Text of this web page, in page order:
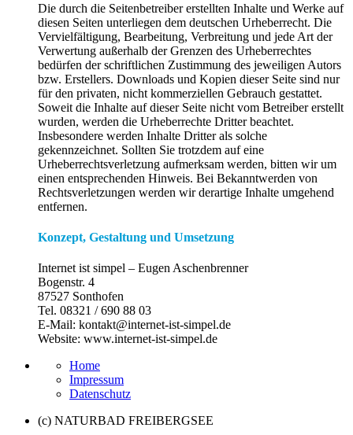
Die durch die Seitenbetreiber erstellten Inhalte und Werke auf
diesen Seiten unterliegen dem deutschen Urheberrecht. Die
Vervielfältigung, Bearbeitung, Verbreitung und jede Art der
Verwertung außerhalb der Grenzen des Urheberrechtes
bedürfen der schriftlichen Zustimmung des jeweiligen Autors
bzw. Erstellers. Downloads und Kopien dieser Seite sind nur
für den privaten, nicht kommerziellen Gebrauch gestattet.
Soweit die Inhalte auf dieser Seite nicht vom Betreiber erstellt
wurden, werden die Urheberrechte Dritter beachtet.
Insbesondere werden Inhalte Dritter als solche
gekennzeichnet. Sollten Sie trotzdem auf eine
Urheberrechtsverletzung aufmerksam werden, bitten wir um
einen entsprechenden Hinweis. Bei Bekanntwerden von
Rechtsverletzungen werden wir derartige Inhalte umgehend
entfernen.
Konzept, Gestaltung und Umsetzung
Internet ist simpel – Eugen Aschenbrenner
Bogenstr. 4
87527 Sonthofen
Tel. 08321 / 690 88 03
E-Mail: kontakt@internet-ist-simpel.de
Website: www.internet-ist-simpel.de
Home
Impressum
Datenschutz
(c) NATURBAD FREIBERGSEE